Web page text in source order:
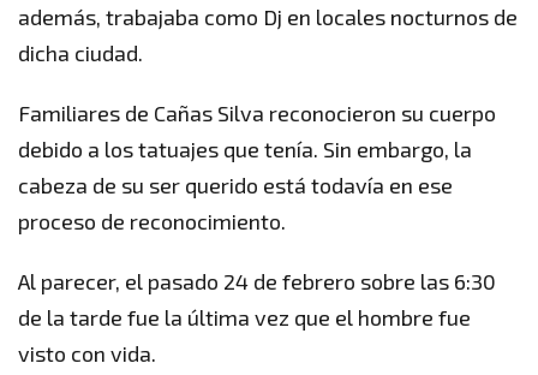
además, trabajaba como Dj en locales nocturnos de
dicha ciudad.
Familiares de Cañas Silva reconocieron su cuerpo
debido a los tatuajes que tenía. Sin embargo, la
cabeza de su ser querido está todavía en ese
proceso de reconocimiento.
Al parecer, el pasado 24 de febrero sobre las 6:30
de la tarde fue la última vez que el hombre fue
visto con vida.